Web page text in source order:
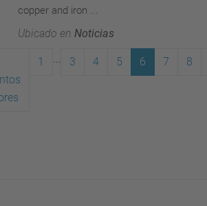
copper and iron ...
Ubicado en Noticias
1 3 4 5 6 7 8